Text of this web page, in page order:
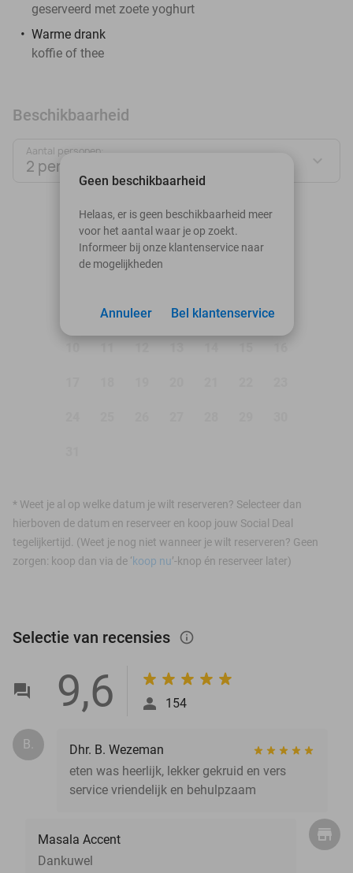
geserveerd met zoete yoghurt
Warme drank
koffie of thee
Beschikbaarheid
Aantal personen:
2 personen
augustus 2026
Ma
Di Wo Do Vr
4 5 6 7 8
* Weet je al op welke datum je wilt reserveren? Selecteer dan
hierboven de datum en reserveer en koop jouw Social Deal
tegelijkertijd. (Weet je nog niet wanneer je wilt reserveren? Geen
zorgen: koop dan via de ‘koop nu’-knop én reserveer later)
Geen beschikbaarheid
Helaas, er is geen beschikbaarheid meer
voor het aantal waar je op zoekt.
Informeer bij onze klantenservice naar
de mogelijkheden
Bel klantenservice
Annuleer
Selectie van recensies info_outlined
9,6 154
B.
Dhr. B. Wezeman
eten was heerlijk, lekker gekruid en vers
service vriendelijk en behulpzaam
Masala Accent
Dankuwel